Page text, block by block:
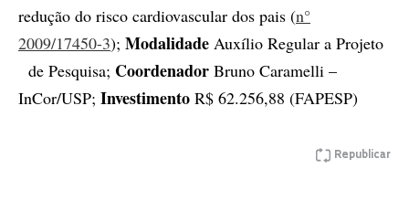
redução do risco cardiovascular dos pais (n°
2009/17450-3); Modalidade Auxílio Regular a Projeto
de Pesquisa; Coordenador Bruno Caramelli –
InCor/USP; Investimento R$ 62.256,88 (FAPESP)
Republicar